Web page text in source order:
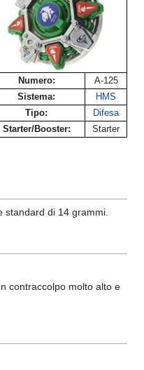
Numero:
A-125
Sistema:
HMS
Tipo:
Difesa
Starter/Booster:
Starter
standard di 14 grammi.
contraccolpo molto alto e